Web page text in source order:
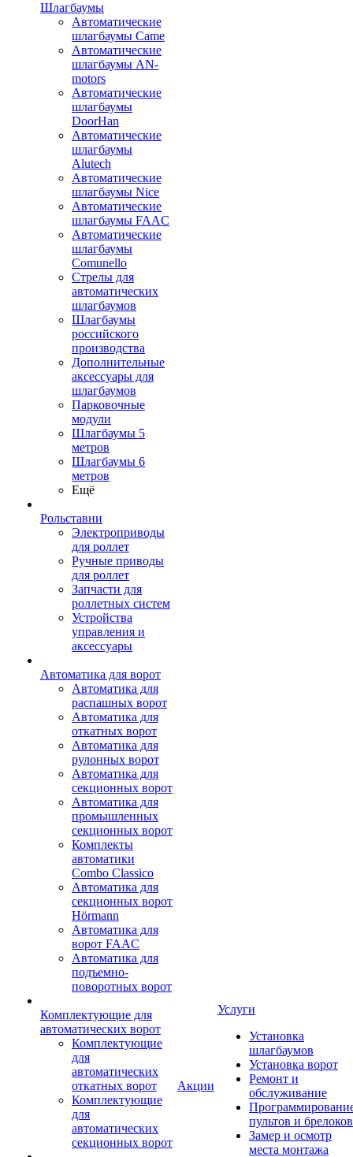
Шлагбаумы
Автоматические
шлагбаумы Came
Автоматические
шлагбаумы AN-
motors
Автоматические
шлагбаумы
DoorHan
Автоматические
шлагбаумы
Alutech
Автоматические
шлагбаумы Nice
Автоматические
шлагбаумы FAAC
Автоматические
шлагбаумы
Comunello
Стрелы для
автоматических
шлагбаумов
Шлагбаумы
российского
производства
Дополнительные
аксессуары для
шлагбаумов
Парковочные
модули
Шлагбаумы 5
метров
Шлагбаумы 6
метров
Ещё
Рольставни
Электроприводы
для роллет
Ручные приводы
для роллет
Запчасти для
роллетных систем
Устройства
управления и
аксессуары
Автоматика для ворот
Автоматика для
распашных ворот
Автоматика для
откатных ворот
Автоматика для
рулонных ворот
Автоматика для
секционных ворот
Автоматика для
промышленных
секционных ворот
Комплекты
автоматики
Combo Classico
Автоматика для
секционных ворот
Hörmann
Автоматика для
ворот FAAC
Автоматика для
подъемно-
поворотных ворот
Комплектующие для
автоматических ворот
Комплектующие
для
автоматических
откатных ворот
Комплектующие
для
автоматических
секционных ворот
Акции
Услуги
Установка
шлагбаумов
Установка ворот
Ремонт и
обслуживание
пультов и брелоков
Замер и осмотр
места монтажа